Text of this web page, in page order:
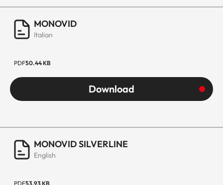
MONOVID
Italian
PDF50.44 KB
Download
MONOVID SILVERLINE
English
PDF53.93 KB